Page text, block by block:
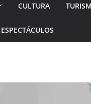
CULTURA
ESPECTÁCULOS